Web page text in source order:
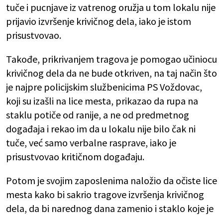
tuče i pucnjave iz vatrenog oružja u tom lokalu nije
prijavio izvršenje krivičnog dela, iako je istom
prisustvovao.
Takođe, prikrivanjem tragova je pomogao učiniocu
krivičnog dela da ne bude otkriven, na taj način što
je najpre policijskim službenicima PS Voždovac,
koji su izašli na lice mesta, prikazao da rupa na
staklu potiče od ranije, a ne od predmetnog
događaja i rekao im da u lokalu nije bilo čak ni
tuče, već samo verbalne rasprave, iako je
prisustvovao kritičnom događaju.
Potom je svojim zaposlenima naložio da očiste lice
mesta kako bi sakrio tragove izvršenja krivičnog
dela, da bi narednog dana zamenio i staklo koje je